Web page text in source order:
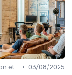
Négociation et persuasion • 03/08/2025